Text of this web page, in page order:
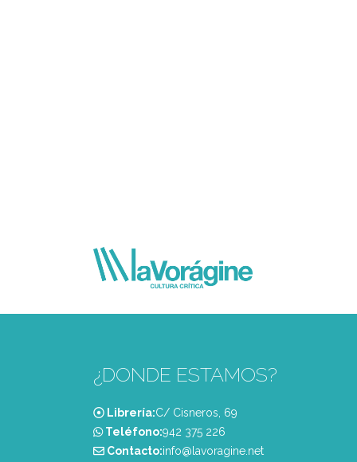
¿DONDE ESTAMOS?
Librería:C/ Cisneros, 69
Teléfono:‭942 375 226‬
Contacto:info@lavoragine.net